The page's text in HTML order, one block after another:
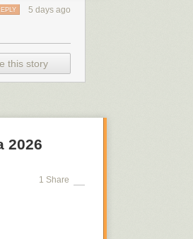
5 days ago
this story
2026
1 Share